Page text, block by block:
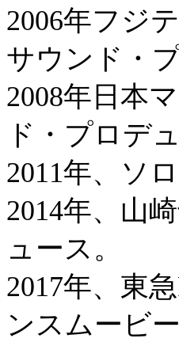
2006年フジ
サウンド・
2008年日本
ド・プロデ
2011年、ソ
2014年、山
ュース。
2017年、東
ンスムービ